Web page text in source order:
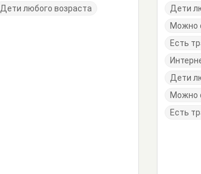
Дети любого возраста
Дети
Можно
Есть
Дети
Можно
Есть